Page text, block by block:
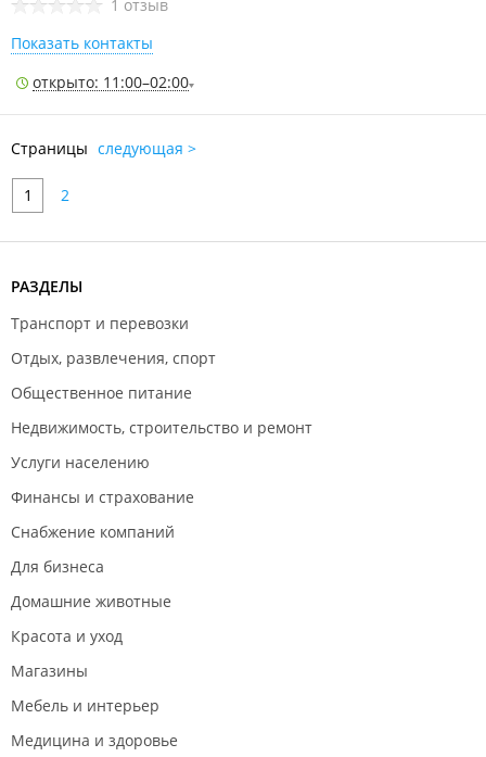
1 отзыв
Показать контакты
открыто: 11:00–02:00
Страницы следующая >
1 2
РАЗДЕЛЫ
Транспорт и перевозки
Отдых, развлечения, спорт
Общественное питание
Недвижимость, строительство и ремонт
Услуги населению
Финансы и страхование
Снабжение компаний
Для бизнеса
Домашние животные
Красота и уход
Магазины
Мебель и интерьер
Медицина и здоровье